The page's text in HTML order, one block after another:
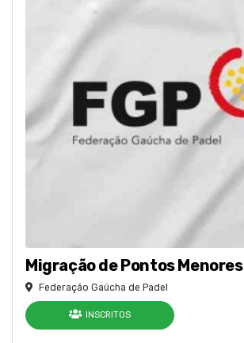
Migração de Pontos Menores
Federação Gaúcha de Padel
INSCRITOS